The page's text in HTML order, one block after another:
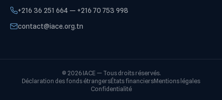
+216 36 251 664 — +216 70 753 998
contact@iace.org.tn
© 2026IACE — Tous droits réservés.
Déclaration des fonds étrangersÉtats financiersMentions légales
Confidentialité